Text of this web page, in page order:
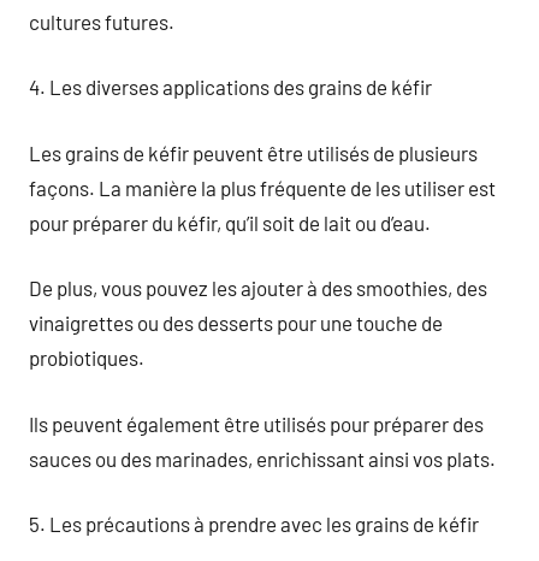
cultures futures.
4. Les diverses applications des grains de kéfir
Les grains de kéfir peuvent être utilisés de plusieurs
façons. La manière la plus fréquente de les utiliser est
pour préparer du kéfir, qu’il soit de lait ou d’eau.
De plus, vous pouvez les ajouter à des smoothies, des
vinaigrettes ou des desserts pour une touche de
probiotiques.
Ils peuvent également être utilisés pour préparer des
sauces ou des marinades, enrichissant ainsi vos plats.
5. Les précautions à prendre avec les grains de kéfir